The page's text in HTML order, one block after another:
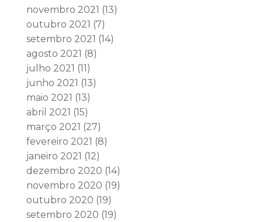
novembro 2021 (13)
outubro 2021 (7)
setembro 2021 (14)
agosto 2021 (8)
julho 2021 (11)
junho 2021 (13)
maio 2021 (13)
abril 2021 (15)
março 2021 (27)
fevereiro 2021 (8)
janeiro 2021 (12)
dezembro 2020 (14)
novembro 2020 (19)
outubro 2020 (19)
setembro 2020 (19)